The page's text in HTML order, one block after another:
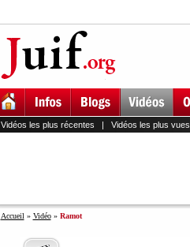
Vidéos les plus récentes | Vidéos les plus vues
Accueil » Vidéo» Ramot